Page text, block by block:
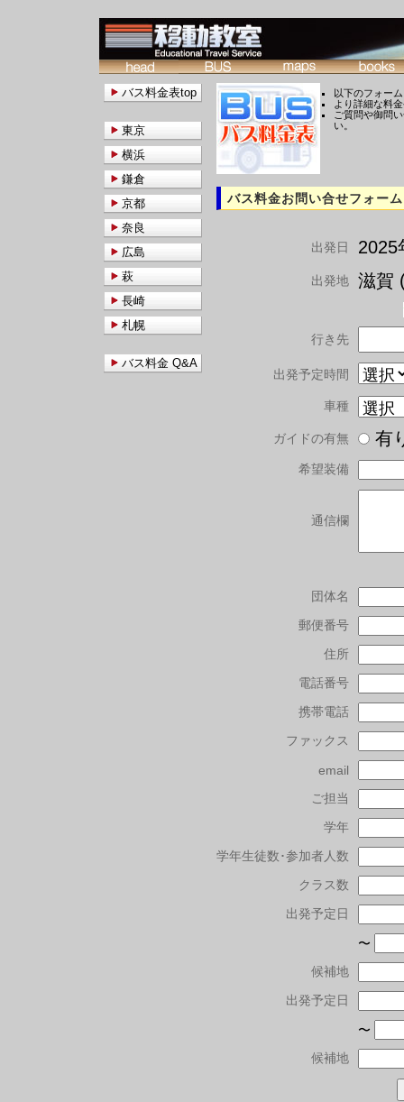
以下のフォー
より詳細な料
ご質問や御問
い。
バス料金お問い合せフォーム
出発日 2025
出発地 滋賀
行き先
出発予定時間
車種
ガイドの有無
希望装備
通信欄
団体名
郵便番号
住所
電話番号
携帯電話
ファックス
email
ご担当
学年
学年生徒数･参加者人数
クラス数
出発予定日
〜
候補地
出発予定日
〜
候補地
バス料金表top
東京
横浜
鎌倉
京都
奈良
広島
萩
長崎
札幌
バス料金 Q&A